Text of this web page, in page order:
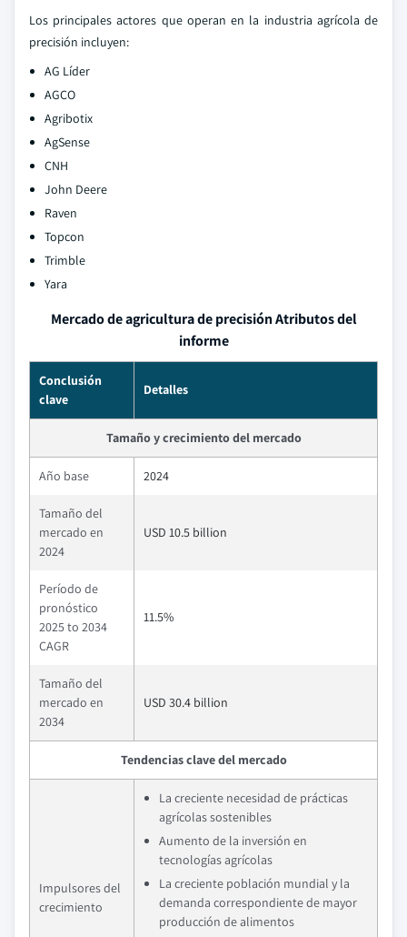
Los principales actores que operan en la industria agrícola de
precisión incluyen:
AG Líder
AGCO
Agribotix
AgSense
CNH
John Deere
Raven
Topcon
Trimble
Yara
Mercado de agricultura de precisión Atributos del
informe
Conclusión
clave
Detalles
Tamaño y crecimiento del mercado
Año base 2024
Tamaño del
mercado en
2024
USD 10.5 billion
Período de
pronóstico
2025 to 2034
CAGR
11.5%
Tamaño del
mercado en
2034
USD 30.4 billion
Tendencias clave del mercado
Impulsores del
crecimiento
La creciente necesidad de prácticas
agrícolas sostenibles
Aumento de la inversión en
tecnologías agrícolas
La creciente población mundial y la
demanda correspondiente de mayor
producción de alimentos